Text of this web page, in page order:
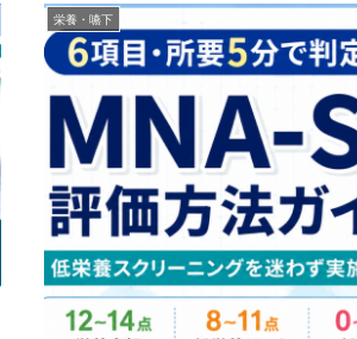
栄養・嚥下